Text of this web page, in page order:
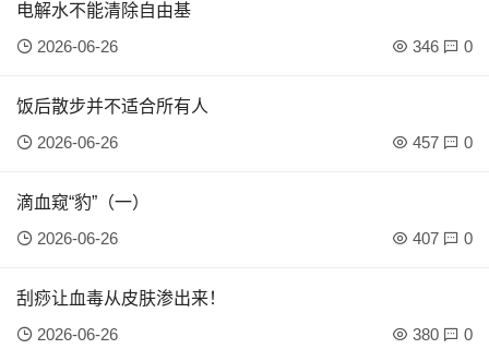
电解水不能清除自由基
2026-06-26
346 0
饭后散步并不适合所有人
2026-06-26
457 0
滴血窥“豹”（一）
2026-06-26
407 0
刮痧让血毒从皮肤渗出来！
2026-06-26
380 0